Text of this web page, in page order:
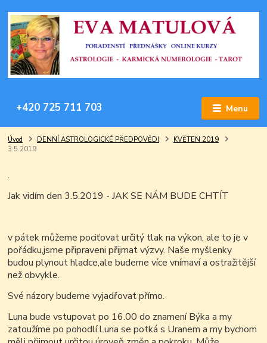
Menu
+420 725 711 703
Úvod DENNÍ ASTROLOGICKÉ PŘEDPOVĚDI
KVĚTEN 2019
3.5.2019
.
Jak vidím den 3.5.2019 - JAK SE NÁM BUDE CHTÍT
v pátek můžeme pociťovat určitý tlak na výkon, ale to je v
pořádku,jsme připraveni přijmat výzvy. Naše myšlenky
budou plynout hladce,ale budeme více vnímaví a ostražitější
než obvykle.
Své názory budeme vyjadřovat přímo.
Luna bude vstupovat po 16.00 do znamení Býka a my
zatoužíme po pohodlí.Luna se potká s Uranem a my bychom